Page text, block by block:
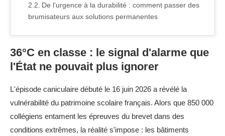
De l'urgence à la durabilité : comment passer des
brumisateurs aux solutions permanentes
36°C en classe : le signal d'alarme que
l'État ne pouvait plus ignorer
L'épisode caniculaire débuté le 16 juin 2026 a révélé la
vulnérabilité du patrimoine scolaire français. Alors que 850 000
collégiens entament les épreuves du brevet dans des
conditions extrêmes, la réalité s'impose : les bâtiments